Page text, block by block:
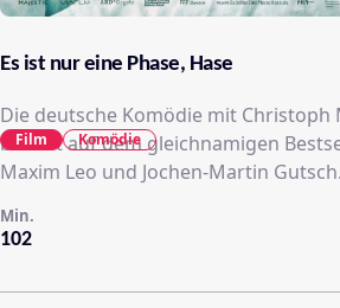
Es ist nur eine Phase, Hase
Die deutsche Komödie mit Christoph
basiert auf dem gleichnamigen
Maxim Leo und Jochen-Martin Gutsch.
102
Min.
Film Komödie